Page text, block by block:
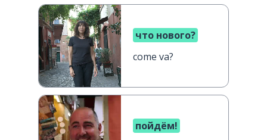
что нового?
come va?
пойдём!